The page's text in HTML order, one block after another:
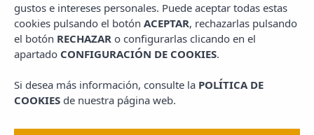
gustos e intereses personales. Puede aceptar todas estas
cookies pulsando el botón ACEPTAR, rechazarlas pulsando
el botón RECHAZAR o configurarlas clicando en el
apartado CONFIGURACIÓN DE COOKIES.
Si desea más información, consulte la POLÍTICA DE
COOKIES de nuestra página web.